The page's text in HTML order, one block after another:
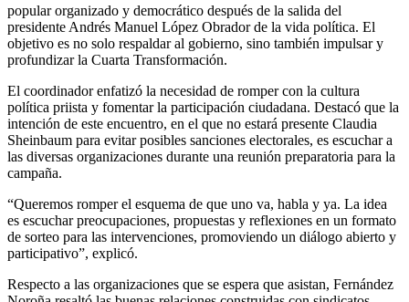
popular organizado y democrático después de la salida del
presidente Andrés Manuel López Obrador de la vida política. El
objetivo es no solo respaldar al gobierno, sino también impulsar y
profundizar la Cuarta Transformación.
El coordinador enfatizó la necesidad de romper con la cultura
política priista y fomentar la participación ciudadana. Destacó que la
intención de este encuentro, en el que no estará presente Claudia
Sheinbaum para evitar posibles sanciones electorales, es escuchar a
las diversas organizaciones durante una reunión preparatoria para la
campaña.
“Queremos romper el esquema de que uno va, habla y ya. La idea
es escuchar preocupaciones, propuestas y reflexiones en un formato
de sorteo para las intervenciones, promoviendo un diálogo abierto y
participativo”, explicó.
Respecto a las organizaciones que se espera que asistan, Fernández